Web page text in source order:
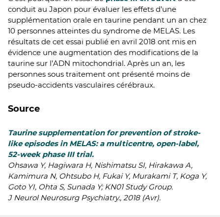
conduit au Japon pour évaluer les effets d’une
supplémentation orale en taurine pendant un an chez
10 personnes atteintes du syndrome de MELAS. Les
résultats de cet essai publié en avril 2018 ont mis en
évidence une augmentation des modifications de la
taurine sur l’ADN mitochondrial. Après un an, les
personnes sous traitement ont présenté moins de
pseudo-accidents vasculaires cérébraux.
Source
Taurine supplementation for prevention of stroke-
like episodes in MELAS: a multicentre, open-label,
52-week phase III trial.
Ohsawa Y, Hagiwara H, Nishimatsu SI, Hirakawa A,
Kamimura N, Ohtsubo H, Fukai Y, Murakami T, Koga Y,
Goto YI, Ohta S, Sunada Y; KN01 Study Group.
J Neurol Neurosurg Psychiatry., 2018 (Avr).